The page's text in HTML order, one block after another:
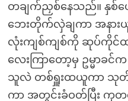
တချက်ညှစ်နေသည်။ နှစ်
ဘေးတိုက်လှဲချကာ အနား
လုံးကျစ်ကျစ်ကို ဆုပ်ကိုင်
လေးကြာတော့မှ ဥမ္မာခင်
သူလဲ တစ်ရှူးထယူကာ သုတ်
ကာ အတွင်းခံဝတ်ပြီး ကု